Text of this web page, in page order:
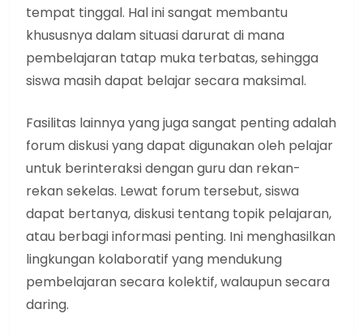
tempat tinggal. Hal ini sangat membantu
khususnya dalam situasi darurat di mana
pembelajaran tatap muka terbatas, sehingga
siswa masih dapat belajar secara maksimal.
Fasilitas lainnya yang juga sangat penting adalah
forum diskusi yang dapat digunakan oleh pelajar
untuk berinteraksi dengan guru dan rekan-
rekan sekelas. Lewat forum tersebut, siswa
dapat bertanya, diskusi tentang topik pelajaran,
atau berbagi informasi penting. Ini menghasilkan
lingkungan kolaboratif yang mendukung
pembelajaran secara kolektif, walaupun secara
daring.